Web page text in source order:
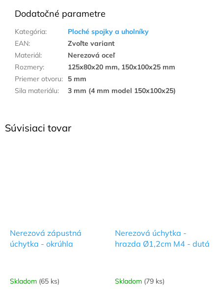
Súvisiaci tovar
Nerezová zápustná
úchytka - okrúhla
Priemerné
Skladom (65 ks)
Nerezová úchytka -
hrazda Ø1,2cm M4 - dutá
Priemerné
Skladom (79 ks)
Dodatočné parametre
Kategória:
Ploché spojky a uholníky
EAN:
Zvoľte variant
Materiál:
Nerezová oceľ
Rozmery:
125x80x20 mm, 150x100x25 mm
Priemer otvoru:
5 mm
Sila materiálu: 3 mm (4 mm model 150x100x25)